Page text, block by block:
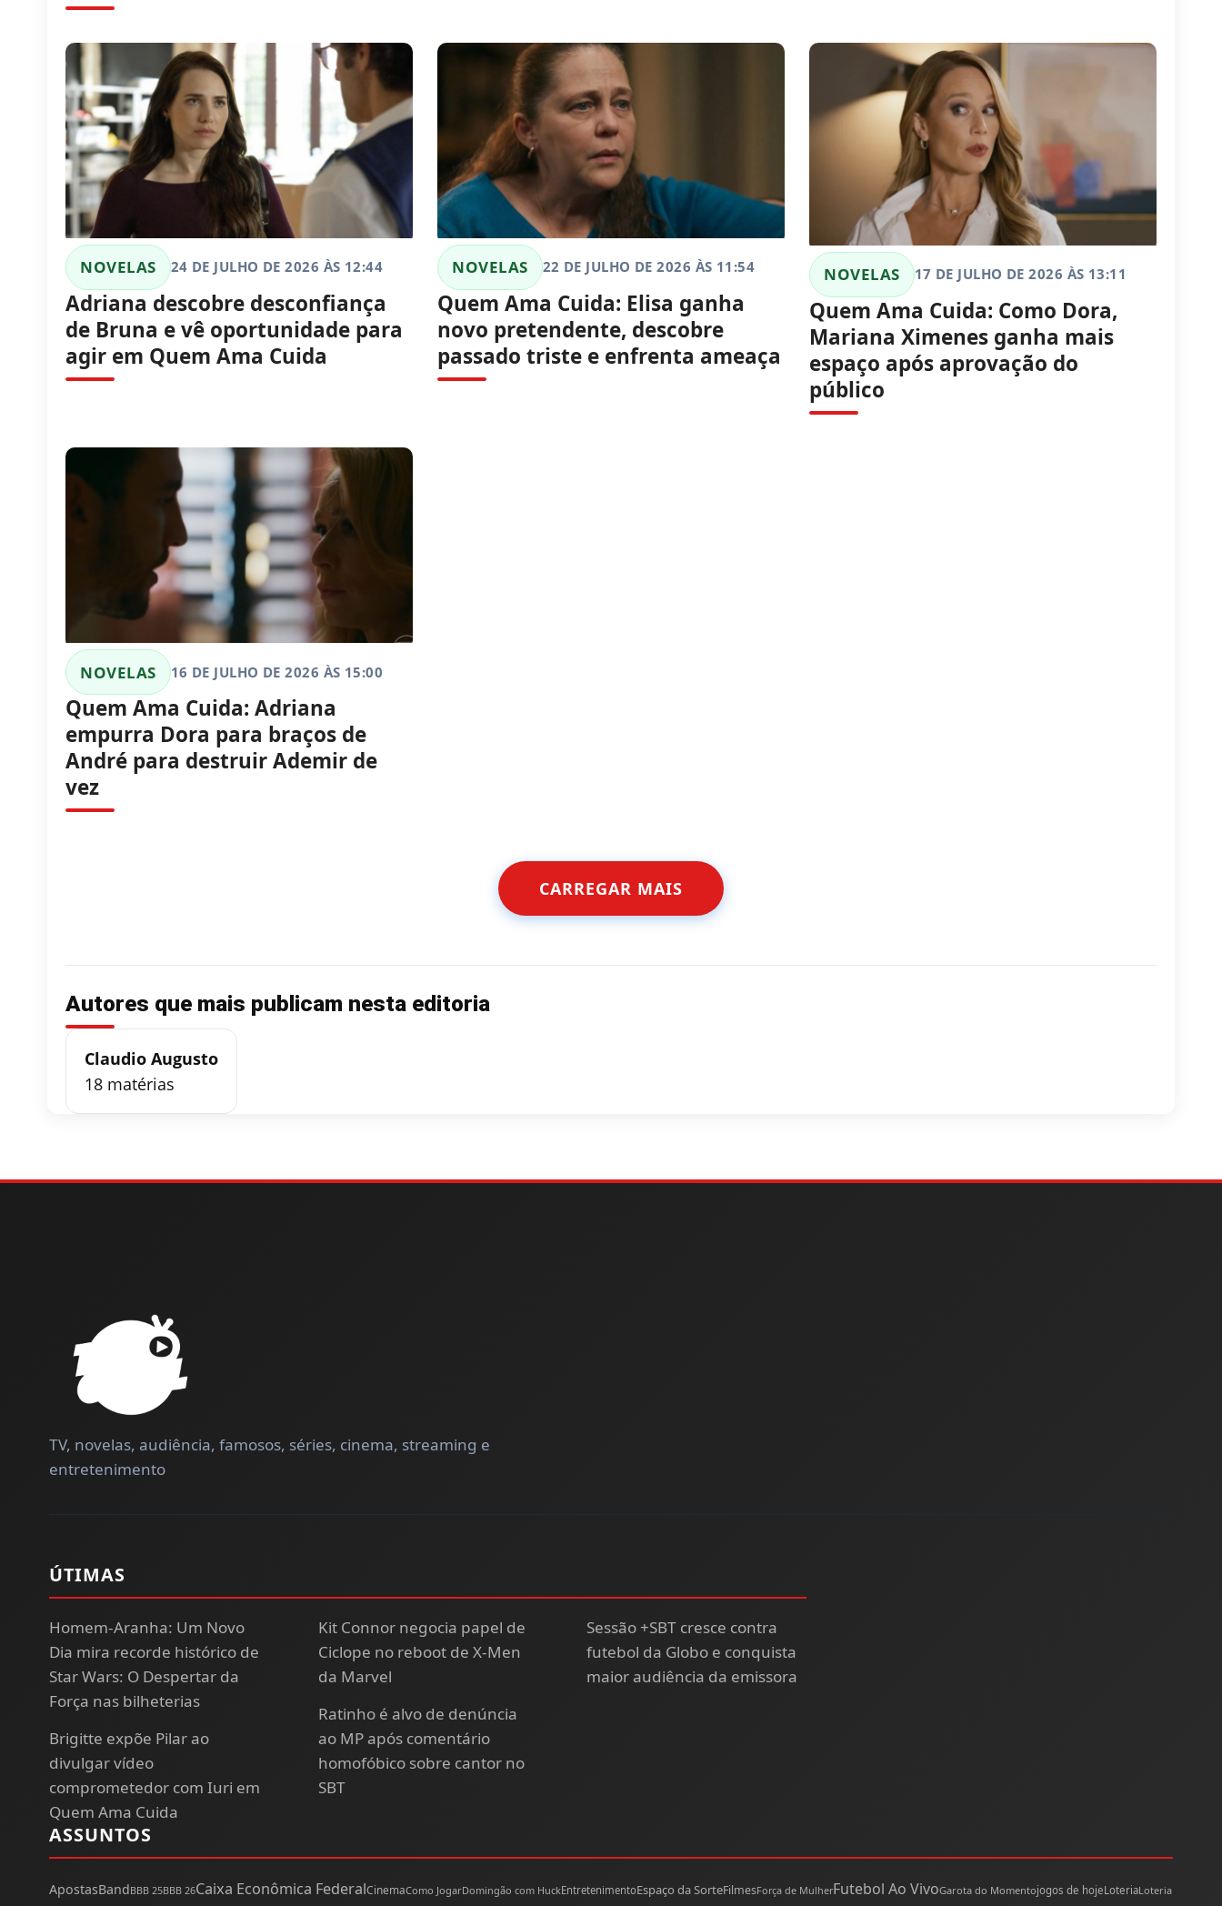
NOVELAS 24 DE JULHO DE 2026 ÀS 12:44
Adriana descobre desconfiança
de Bruna e vê oportunidade para
agir em Quem Ama Cuida
NOVELAS 22 DE JULHO DE 2026 ÀS 11:54
Quem Ama Cuida: Elisa ganha
novo pretendente, descobre
passado triste e enfrenta ameaça
NOVELAS 17 DE JULHO DE 2026 ÀS 13:11
Quem Ama Cuida: Como Dora,
Mariana Ximenes ganha mais
espaço após aprovação do
público
NOVELAS 16 DE JULHO DE 2026 ÀS 15:00
Quem Ama Cuida: Adriana
empurra Dora para braços de
André para destruir Ademir de
vez
CARREGAR MAIS
Autores que mais publicam nesta editoria
Claudio Augusto
18 matérias
TV, novelas, audiência, famosos, séries, cinema, streaming e
entretenimento
ÚTIMAS
Homem-Aranha: Um Novo
Dia mira recorde histórico de
Star Wars: O Despertar da
Força nas bilheterias
Brigitte expõe Pilar ao
divulgar vídeo
comprometedor com Iuri em
Quem Ama Cuida
Kit Connor negocia papel de
Ciclope no reboot de X-Men
da Marvel
Ratinho é alvo de denúncia
ao MP após comentário
homofóbico sobre cantor no
SBT
Sessão +SBT cresce contra
futebol da Globo e conquista
maior audiência da emissora
ASSUNTOS
ApostasBandBBB 25BBB 26Caixa Econômica FederalCinemaComo JogarDomingão com HuckEntretenimentoEspaço da SorteFilmesForça de MulherFutebol Ao VivoGarota do Momentojogos de hojeLoteriaLoteria